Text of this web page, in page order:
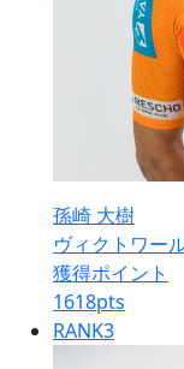
孫崎 大樹
ヴィクトワー
獲得ポイント
1618pts
RANK3